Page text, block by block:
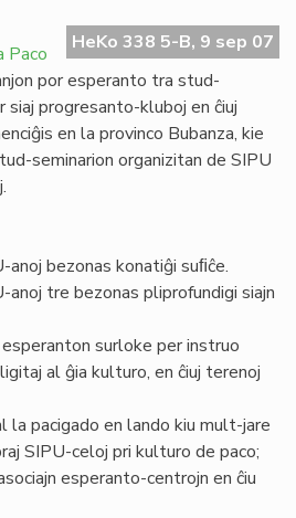
HeKo 338 5-B, 9 sep 07
Paco
por esperanto tra stud-
siaj progresanto-kluboj en ĉiuj
en la provinco Bubanza, kie
seminarion organizitan de SIPU
bezonas konatiĝi suﬁĉe.
tre bezonas pliprofundigi siajn
surloke per instruo
al ĝia kulturo, en ĉiuj terenoj
la pacigado en lando kiu mult-jare
SIPU-celoj pri kulturo de paco;
esperanto-centrojn en ĉiu